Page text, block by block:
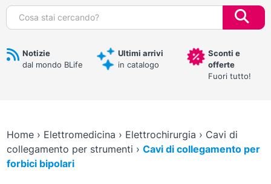
Cerca:
Notizie
dal mondo BLife
Ultimi arrivi
in catalogo
Sconti e
offerte
Fuori tutto!
Home› Elettromedicina › Elettrochirurgia › Cavi di
collegamento per strumenti › Cavi di collegamento per
forbici bipolari